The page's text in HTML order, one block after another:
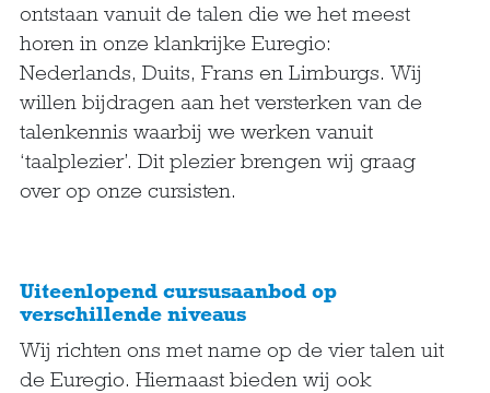
ontstaan vanuit de talen die we het meest
horen in onze klankrijke Euregio:
Nederlands, Duits, Frans en Limburgs. Wij
willen bijdragen aan het versterken van de
talenkennis waarbij we werken vanuit
‘taalplezier’. Dit plezier brengen wij graag
over op onze cursisten.
Uiteenlopend cursusaanbod op
verschillende niveaus
Wij richten ons met name op de vier talen uit
de Euregio. Hiernaast bieden wij ook